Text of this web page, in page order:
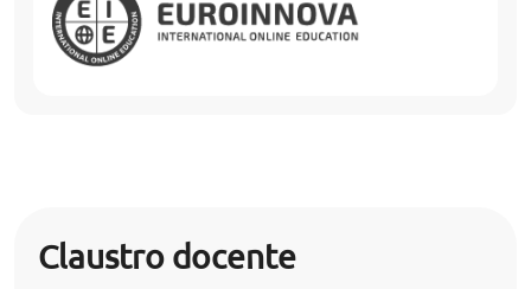
Claustro docente